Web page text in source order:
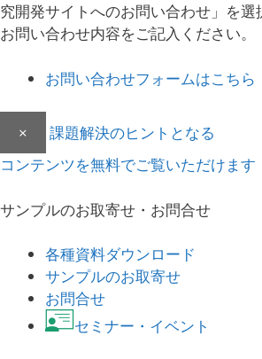
究開発サイトへのお問い合わせ」を選
お問い合わせ内容をご記入ください。
お問い合わせフォームはこちら
×
課題解決のヒントとなる
コンテンツを無料でご覧いただけます
サンプルのお取寄せ・お問合せ
各種資料ダウンロード
サンプルのお取寄せ
お問合せ
セミナー・イベント